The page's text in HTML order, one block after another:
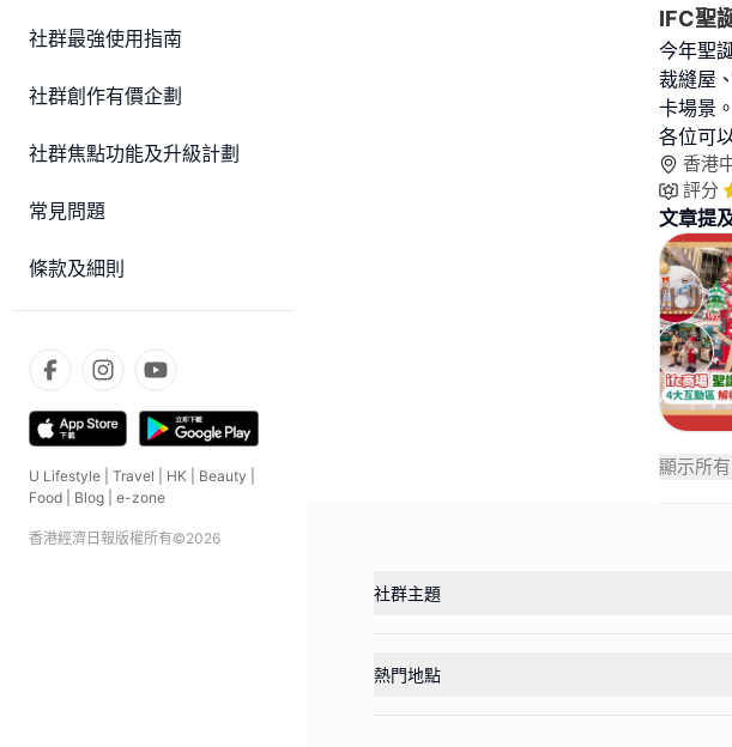
社群最強使用指南
社群創作有價企劃
社群焦點功能及升級計劃
常見問題
條款及細則
U Lifestyle Travel HK Beauty
Food
Blog e-zone
香港經濟日報版權所有©2026
IFC聖
今年聖
裁縫屋
卡場景。
各位可
香港
評分
文章提
顯示所
社群主題
熱門地點